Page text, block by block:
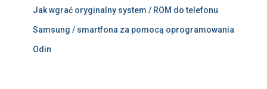
Jak wgrać oryginalny system / ROM do telefonu
Samsung / smartfona za pomocą oprogramowania
Odin